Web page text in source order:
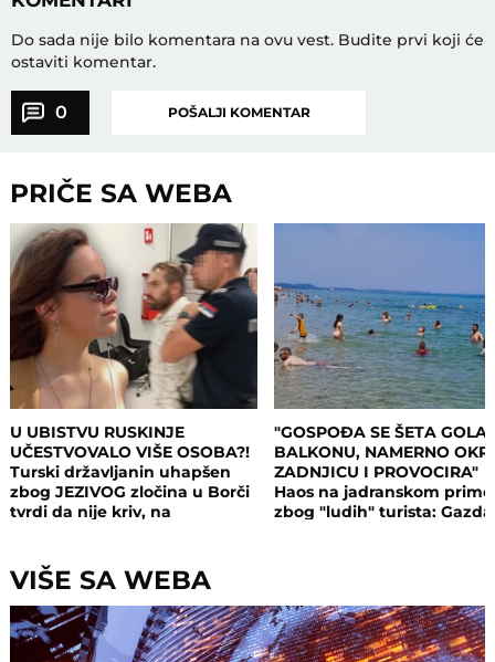
Do sada nije bilo komentara na ovu vest. Budite prvi koji će
ostaviti komentar.
0 POŠALJI KOMENTAR
PRIČE SA WEBA
U UBISTVU RUSKINJE
UČESTVOVALO VIŠE OSOBA?!
Turski državljanin uhapšen
zbog JEZIVOG zločina u Borči
tvrdi da nije kriv, na
odnosu bili
"GOSPOĐA SE ŠETA GOLA
BALKONU, NAMERNO
ZADNJICU I PROVOCIRA"
Haos na jadranskom
zbog "ludih" turista:
VIŠE SA WEBA